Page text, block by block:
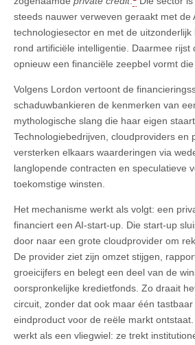
steeds nauwer verweven geraakt met de
technologiesector en met de uitzonderlijk
rond artificiële intelligentie. Daarmee rijst
opnieuw een financiële zeepbel vormt
Volgens Lordon vertoont de
schaduwbankieren de kenmerken van
mythologische slang die haar eigen
Technologiebedrijven, cloudproviders en
versterken elkaars waarderingen via
langlopende contracten en speculatieve
toekomstige winsten.
Het mechanisme werkt als volgt: een
financiert een AI-start-up. Die start-up
door naar een grote cloudprovider om
De provider ziet zijn omzet stijgen,
groeicijfers en belegt een deel van de
oorspronkelijke kredietfonds. Zo draait
circuit, zonder dat ook maar één
eindproduct voor de reële markt
werkt als een vliegwiel: ze trekt